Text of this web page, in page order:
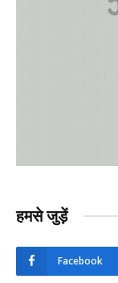
हमसे जुड़ें
Facebook